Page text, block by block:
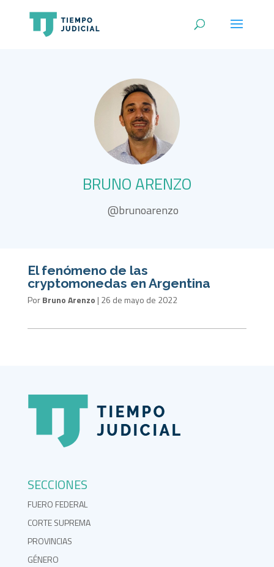
BRUNO ARENZO
@brunoarenzo
El fenómeno de las
cryptomonedas en Argentina
PorBruno Arenzo | 26 de mayo de 2022
SECCIONES
FUERO FEDERAL
CORTE SUPREMA
PROVINCIAS
GÉNERO